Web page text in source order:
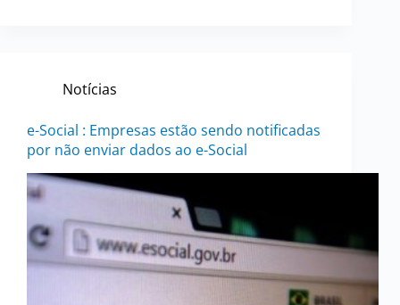
Notícias
e-Social : Empresas estão sendo notificadas
por não enviar dados ao e-Social